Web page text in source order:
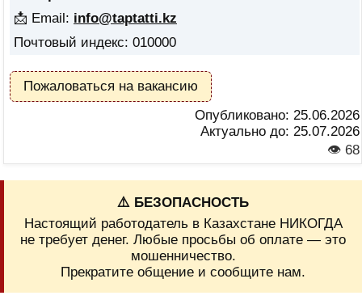
📩 Email: info@taptatti.kz
Почтовый индекс: 010000
Пожаловаться на вакансию
Опубликовано: 25.06.2026
Актуально до: 25.07.2026
👁 68
⚠️ БЕЗОПАСНОСТЬ
Настоящий работодатель в Казахстане НИКОГДА
не требует денег. Любые просьбы об оплате — это
мошенничество.
Прекратите общение и сообщите нам.